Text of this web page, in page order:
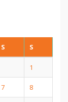
S S
1
7 8